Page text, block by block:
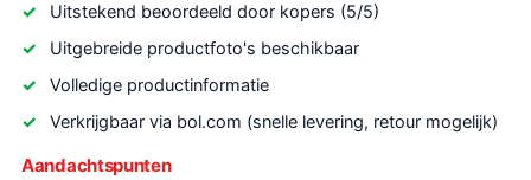
Uitstekend beoordeeld door kopers (5/5)
Uitgebreide productfoto's beschikbaar
Volledige productinformatie
Verkrijgbaar via bol.com (snelle levering, retour mogelijk)
Aandachtspunten